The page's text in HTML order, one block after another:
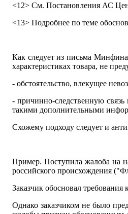
<12> См. Постановления АС
<13> Подробнее по теме
Как следует из письма
характеристиках товара, не
- обстоятельство, влекущее
- причинно-следственную
такими дополнительными
Схожему подходу следует и
Пример. Поступила жалоба на
российского происхождения
Заказчик обосновал
Однако заказчиком не было